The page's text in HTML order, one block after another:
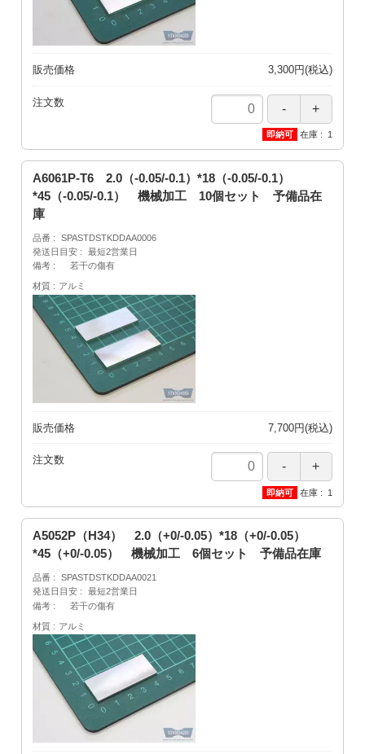
販売価格 3,300円(税込)
注文数
在庫 1
A6061P-T6 2.0（-0.05/-0.1）*18（-0.05/-0.1）
*45（-0.05/-0.1） 機械加工 10個セット 予備品在
庫
品番
SPASTDSTKDDAA0006
発送日目安
最短2営業日
備考
若干の傷有
材質 アルミ
販売価格 7,700円(税込)
注文数
在庫 1
A5052P（H34） 2.0（+0/-0.05）*18（+0/-0.05）
*45（+0/-0.05） 機械加工 6個セット 予備品在庫
品番
SPASTDSTKDDAA0021
発送日目安
最短2営業日
備考
若干の傷有
材質 アルミ